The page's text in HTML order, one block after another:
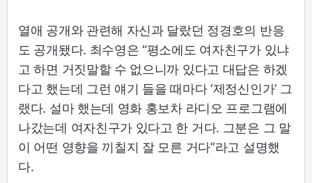
열애 공개와 관련해 자신과 달랐던 정경호의 반응
도 공개됐다. 최수영은 “평소에도 여자친구가 있냐
고 하면 거짓말할 수 없으니까 있다고 대답은 하겠
다고 했는데 그런 얘기 들을 때마다 ‘제정신인가’ 그
랬다. 설마 했는데 영화 홍보차 라디오 프로그램에
나갔는데 여자친구가 있다고 한 거다. 그분은 그 말
이 어떤 영향을 끼칠지 잘 모른 거다”라고 설명했
다.